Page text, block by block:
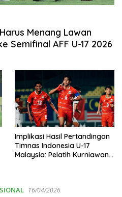
Menang Lawan
Semifinal AFF U-17 2026
Implikasi Hasil Pertandingan
Timnas Indonesia U-17
Malaysia: Pelatih Kurniawan
16/04/2026